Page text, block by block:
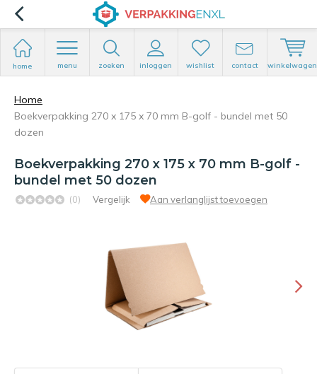
home menu zoeken inloggen wishlist contact winkelwagen
Home
Boekverpakking 270 x 175 x 70 mm B-golf - bundel met 50
dozen
Boekverpakking 270 x 175 x 70 mm B-golf -
bundel met 50 dozen
(0) Vergelijk Aan verlanglijst toevoegen